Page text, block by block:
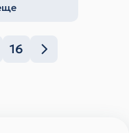
16